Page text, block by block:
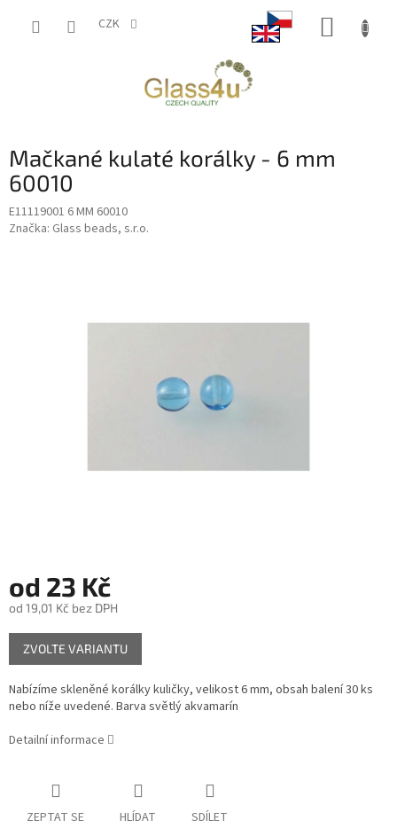
CZK
Mačkané kulaté korálky - 6 mm
60010
E11119001 6 MM 60010
Značka: Glass beads, s.r.o.
od 23 Kč
od 19,01 Kč bez DPH
Měrná
cena:
ZVOLTE VARIANTU
Nabízíme skleněné korálky kuličky, velikost 6 mm, obsah balení 30 ks
nebo níže uvedené. Barva světlý akvamarín
Detailní informace
ZEPTAT SE HLÍDAT SDÍLET